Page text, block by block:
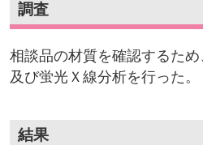
調査
相談品の材質を確認するた
及び蛍光Ｘ線分析を行った。
結果